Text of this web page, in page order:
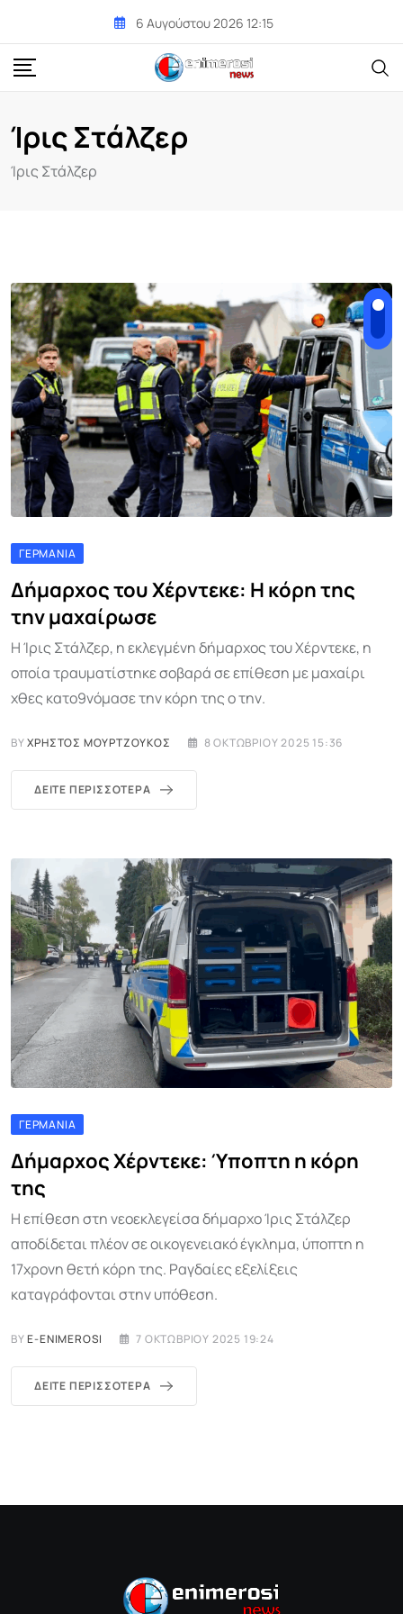
content
6 Αυγούστου 2026 12:15
Ίρις Στάλζερ
Ίρις Στάλζερ
ΓΕΡΜΑΝΊΑ
Δήμαρχος του Χέρντεκε: Η κόρη της
την μαχαίρωσε
Η Ίρις Στάλζερ, η εκλεγμένη δήμαρχος του Χέρντεκε, η
οποία τραυματίστηκε σοβαρά σε επίθεση με μαχαίρι
χθες κατο9νόμασε την κόρη της ο την.
BYΧΡΉΣΤΟΣ ΜΟΥΡΤΖΟΎΚΟΣ 8 ΟΚΤΩΒΡΊΟΥ 2025 15:36
ΔΕΊΤΕ ΠΕΡΙΣΣΌΤΕΡΑ
ΓΕΡΜΑΝΊΑ
Δήμαρχος Χέρντεκε: Ύποπτη η κόρη
της
Η επίθεση στη νεοεκλεγείσα δήμαρχο Ίρις Στάλζερ
αποδίδεται πλέον σε οικογενειακό έγκλημα, ύποπτη η
17χρονη θετή κόρη της. Ραγδαίες εξελίξεις
καταγράφονται στην υπόθεση.
BYE-ENIMEROSI 7 ΟΚΤΩΒΡΊΟΥ 2025 19:24
ΔΕΊΤΕ ΠΕΡΙΣΣΌΤΕΡΑ